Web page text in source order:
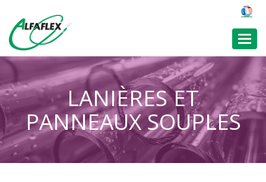
LANIÈRES ET
PANNEAUX SOUPLES